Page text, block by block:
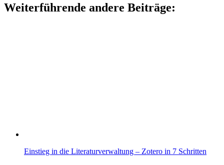
Weiterführende andere Beiträge:
Einstieg in die Literaturverwaltung – Zotero in 7 Schritten